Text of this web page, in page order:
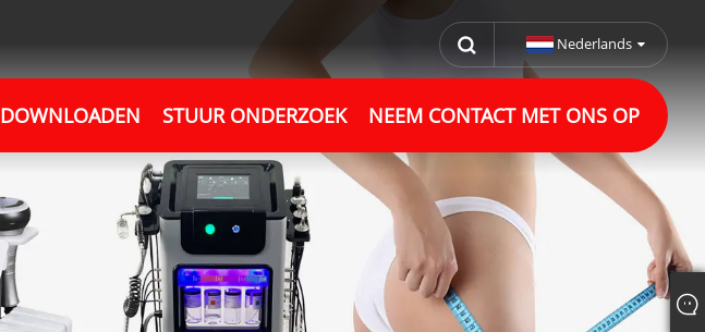
Nederlands
DOWNLOADEN STUUR ONDERZOEK NEEM CONTACT MET ONS OP